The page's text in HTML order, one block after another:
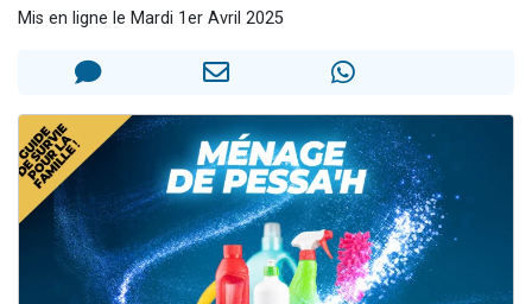
Il reste 49 places pour étudier en groupe sur Zoom
3 personnes viennent de faire un don pour Événements Torah-Box
Mis en ligne le Mardi 1er Avril 2025